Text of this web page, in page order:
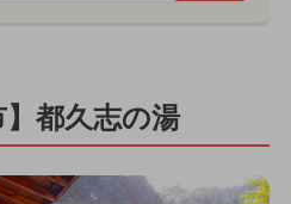
】都久志の湯